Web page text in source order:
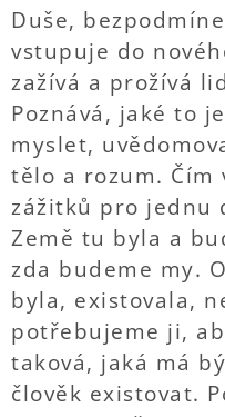
Duše,
vstupuje do
zažívá a prožívá
Poznává, jaké to
myslet,
tělo a rozum. Čím
zážitků pro jednu
Země tu byla a
zda budeme my.
byla, existovala,
potřebujeme ji,
taková, jaká má
člověk existovat.